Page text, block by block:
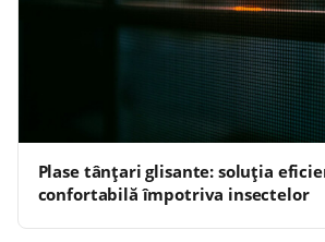
Plase tânțari glisante: soluția
confortabilă împotriva insectelor